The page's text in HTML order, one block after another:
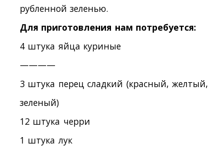
рубленной зеленью.
Для приготовления нам потребуется:
4 штука яйца куриные
————
3 штука перец сладкий (красный, желтый,
зеленый)
12 штука черри
1 штука лук